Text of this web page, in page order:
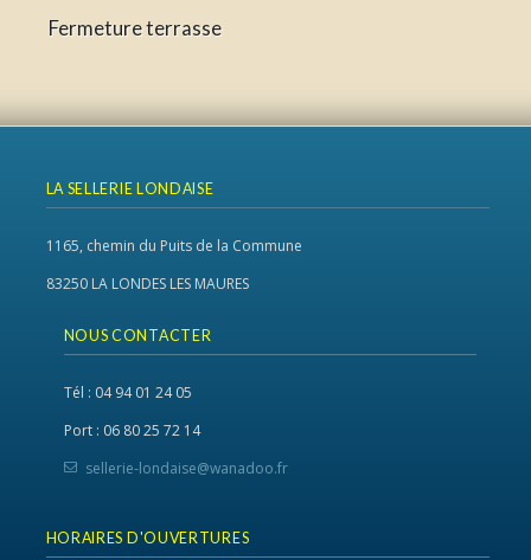
Fermeture terrasse
LA SELLERIE LONDAISE
1165, chemin du Puits de la Commune
83250 LA LONDES LES MAURES
NOUS CONTACTER
Tél : 04 94 01 24 05
Port : 06 80 25 72 14
sellerie-londaise@wanadoo.fr
HORAIRES D'OUVERTURES